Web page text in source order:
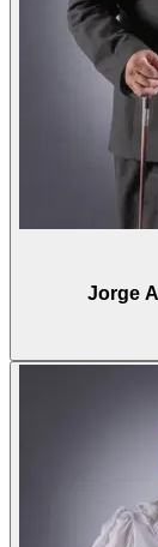
Jorge